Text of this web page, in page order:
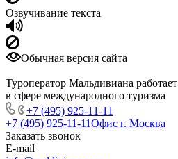
Озвучивание текста
Обычная версия сайта
Туроператор Мальдивиана работает
в сфере международного туризма
+7 (495) 925-11-11
+7 (495) 925-11-11Офис г. Москва
Заказать звонок
E-mail